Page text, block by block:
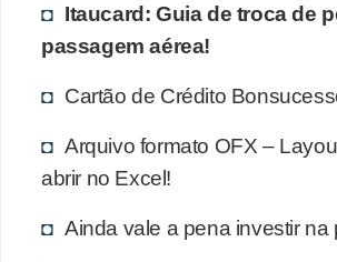
Itaucard: Guia de troca de
passagem aérea!
Cartão de Crédito
Arquivo formato OFX –
abrir no Excel!
Ainda vale a pena investir na
o
d
u
c
ç